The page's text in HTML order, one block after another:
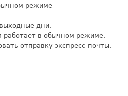
режиме –
дни.
работает в обычном режиме.
отправку экспресс-почты.